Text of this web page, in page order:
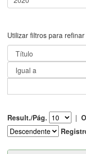
Utilizar filtros para
Result./Pág. |